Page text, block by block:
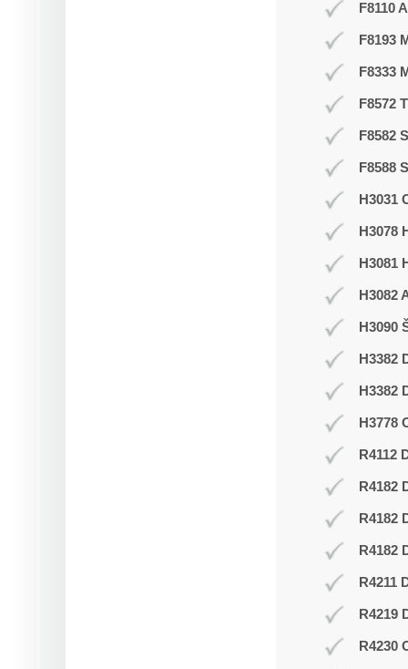
F8110
F8193
F8333
F8572
F8582
F8588
H3031
H3078
H3081
H3082
H3090
H3382
H3382
H3778
R4112
R4182
R4182
R4182
R4211
R4219
R4230